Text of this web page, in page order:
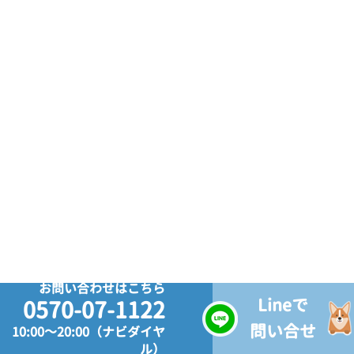
お問い合わせはこちら
0570-07-1122
10:00～20:00（ナビダイヤ
ル）
Lineで
問い合せ